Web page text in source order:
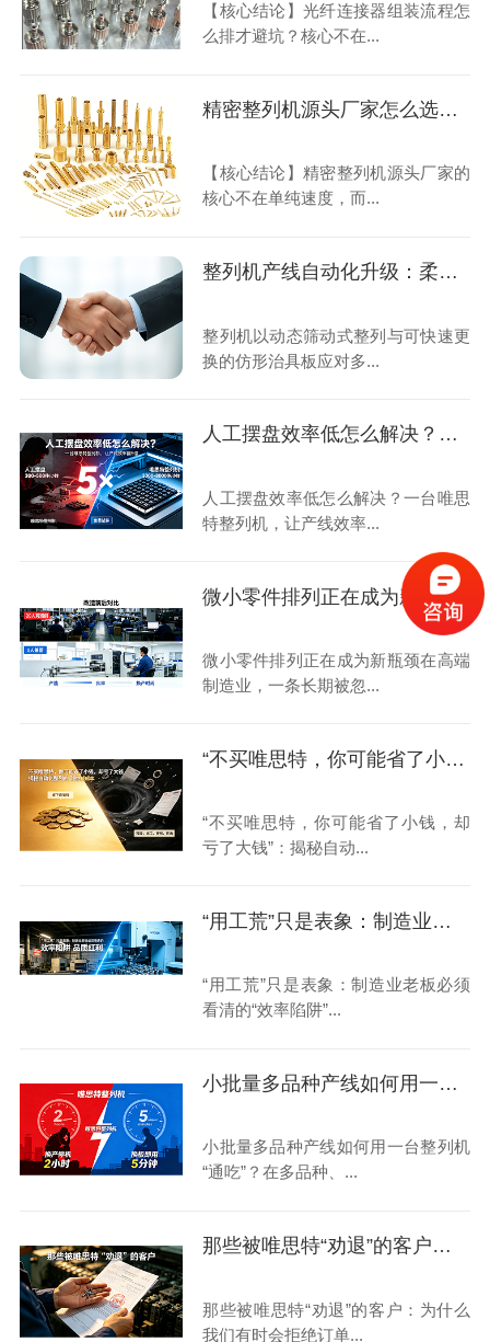
【核心结论】光纤连接器组装流程怎
么排才避坑？核心不在...
精密整列机源头厂家怎么选？20年老师傅讲清换产与精度
【核心结论】精密整列机源头厂家的
核心不在单纯速度，而...
整列机产线自动化升级：柔性换产与OEE效率优化实践指南
整列机以动态筛动式整列与可快速更
换的仿形治具板应对多...
人工摆盘效率低怎么解决？一台唯思特整列机，让产线效率翻5倍
人工摆盘效率低怎么解决？一台唯思
特整列机，让产线效率...
微小零件排列正在成为新瓶颈
微小零件排列正在成为新瓶颈在高端
制造业，一条长期被忽...
“不买唯思特，你可能省了小钱，却亏了大钱”：揭秘自动化整列的“隐性成本”黑洞
“不买唯思特，你可能省了小钱，却
亏了大钱”：揭秘自动...
“用工荒”只是表象：制造业老板必须看清的“效率陷阱”与“品质红利”
“用工荒”只是表象：制造业老板必须
看清的“效率陷阱”...
小批量多品种产线如何用一台整列机“通吃”？
小批量多品种产线如何用一台整列机
“通吃”？在多品种、...
那些被唯思特“劝退”的客户：为什么我们有时会拒绝订单？
那些被唯思特“劝退”的客户：为什么
我们有时会拒绝订单...